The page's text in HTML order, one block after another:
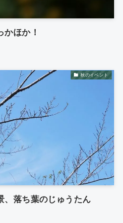
かほか！
秋のイベント
、落ち葉のじゅうたん